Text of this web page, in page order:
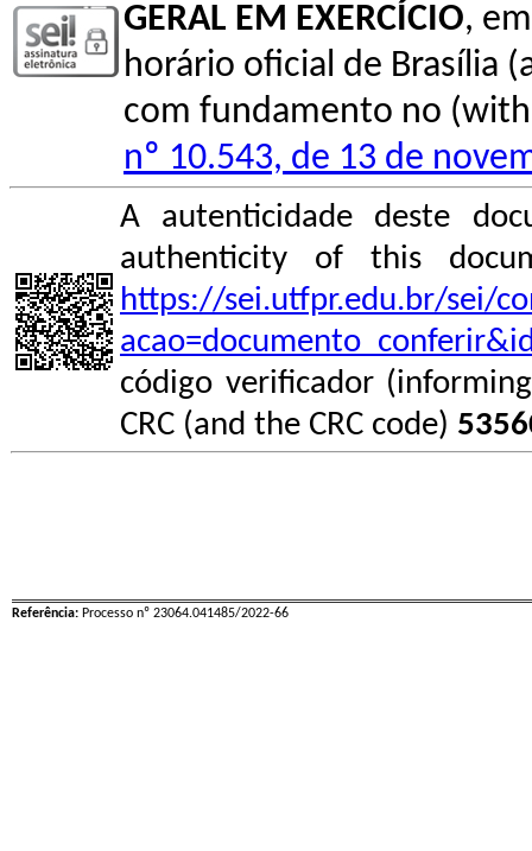
GERAL EM EXERCÍCIO,
horário oficial de Brasília
com fundamento no
nº 10.543, de 13 de
A autenticidade deste
authenticity of this
https://sei.utfpr.edu.br/sei/
código verificador
CRC (and the CRC code)
Referência: Processo nº 23064.041485/2022-66